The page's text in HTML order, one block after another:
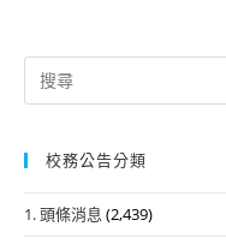
Search
for:
校務公告分類
1. 頭條消息 (2,439)